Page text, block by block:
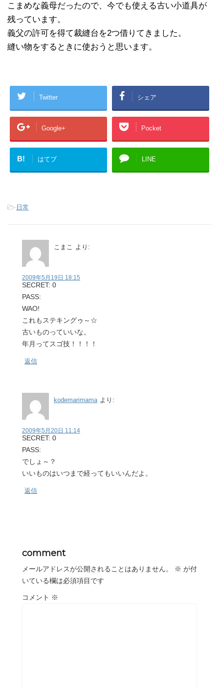
こまめな義母だったので、今でも使える古い小道具が
残っています。
義父の許可を得て裁縫台を2つ借りてきました。
縫い物をするときに使おうと思います。
Twitter シェア
Google+ Pocket
B! はてブ LINE
-日常
こまこ より:
2009年5月19日 18:15
SECRET: 0
PASS:
WAO!
これもステキングゥ～☆
古いものっていいな。
年月ってスゴ技！！！！
返信
kodemarimama より:
2009年5月20日 11:14
SECRET: 0
PASS:
でしょ～？
いいものはいつまで経ってもいいんだよ。
返信
comment
メールアドレスが公開されることはありません。 ※ が付
いている欄は必須項目です
コメント ※